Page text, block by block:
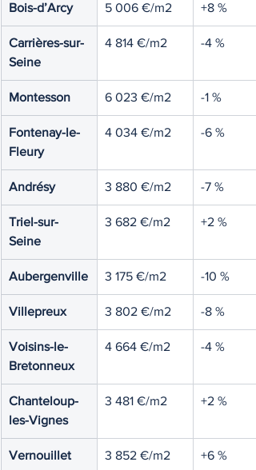
Bois-d’Arcy 5 006 €/m2 +8 %
Carrières-sur-
Seine
4 814 €/m2 -4 %
Montesson 6 023 €/m2 -1 %
Fontenay-le-
Fleury
4 034 €/m2 -6 %
Andrésy 3 880 €/m2 -7 %
Triel-sur-
Seine
3 682 €/m2 +2 %
Aubergenville 3 175 €/m2 -10 %
Villepreux 3 802 €/m2 -8 %
Voisins-le-
Bretonneux
4 664 €/m2 -4 %
Chanteloup-
les-Vignes
3 481 €/m2 +2 %
Vernouillet 3 852 €/m2 +6 %